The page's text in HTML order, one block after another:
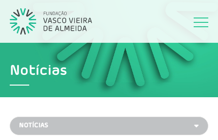
Notícias